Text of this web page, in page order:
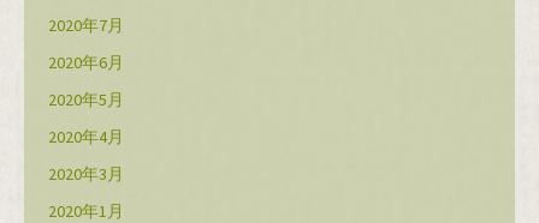
2020年7月
2020年6月
2020年5月
2020年4月
2020年3月
2020年1月